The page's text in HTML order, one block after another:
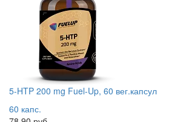
5-HTP 200 mg Fuel-Up, 60 вег.капсул
60 капс.